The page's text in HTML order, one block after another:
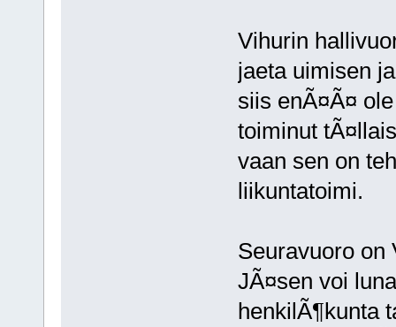
Vihurin
jaeta uimisen
siis enÃ¤Ã¤
toiminut
vaan sen on
liikuntatoimi.
Seuravuoro on
JÃ¤sen voi
henkilÃ¶kunta